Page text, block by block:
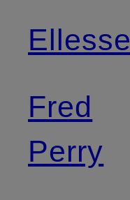
Ellesse
Fred
Perry